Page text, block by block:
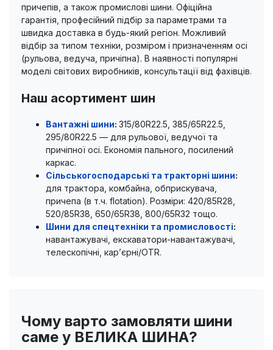
причепів, а також промислові шини. Офіційна
гарантія, професійний підбір за параметрами та
швидка доставка в будь-який регіон. Можливий
відбір за типом техніки, розміром і призначенням осі
(рульова, ведуча, причіпна). В наявності популярні
моделі світових виробників, консультації від фахівців.
Наш асортимент шин
Вантажні шини: 315/80R22.5, 385/65R22.5,
295/80R22.5 — для рульової, ведучої та
причіпної осі. Економія пального, посилений
каркас.
Сільськогосподарські та тракторні шини:
для трактора, комбайна, обприскувача,
причепа (в т.ч. flotation). Розміри: 420/85R28,
520/85R38, 650/65R38, 800/65R32 тощо.
Шини для спецтехніки та промисловості:
навантажувачі, екскаватори-навантажувачі,
телескопічні, кар’єрні/OTR.
Чому варто замовляти шини
саме у ВЕЛИКА ШИНА?